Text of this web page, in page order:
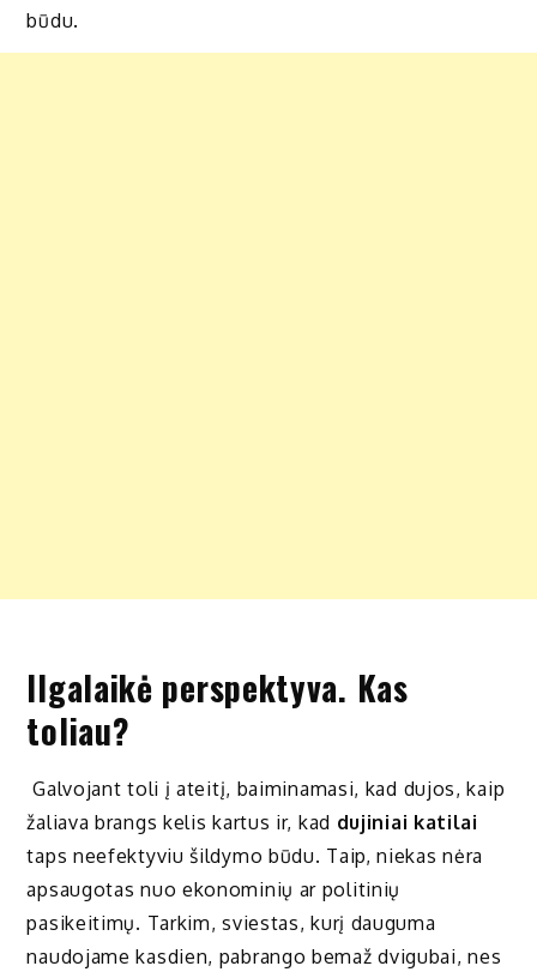
būdu.
Ilgalaikė perspektyva. Kas
toliau?
Galvojant toli į ateitį, baiminamasi, kad dujos, kaip
žaliava brangs kelis kartus ir, kad dujiniai katilai
taps neefektyviu šildymo būdu. Taip, niekas nėra
apsaugotas nuo ekonominių ar politinių
pasikeitimų. Tarkim, sviestas, kurį dauguma
naudojame kasdien, pabrango bemaž dvigubai, nes